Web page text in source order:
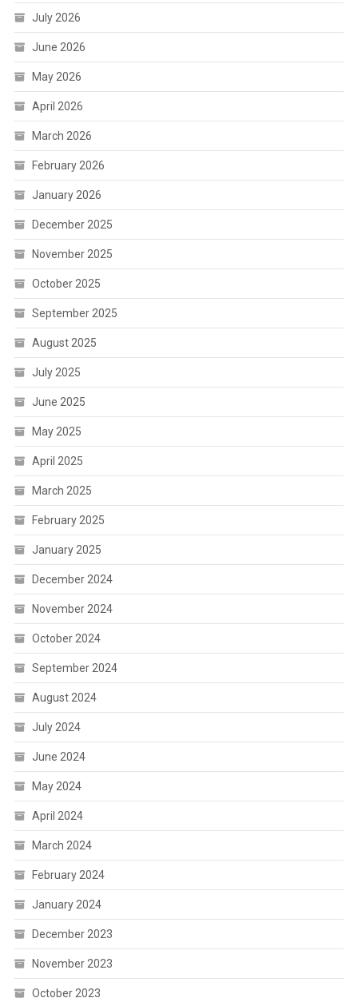
July 2026
June 2026
May 2026
April 2026
March 2026
February 2026
January 2026
December 2025
November 2025
October 2025
September 2025
August 2025
July 2025
June 2025
May 2025
April 2025
March 2025
February 2025
January 2025
December 2024
November 2024
October 2024
September 2024
August 2024
July 2024
June 2024
May 2024
April 2024
March 2024
February 2024
January 2024
December 2023
November 2023
October 2023